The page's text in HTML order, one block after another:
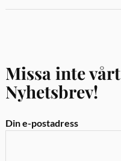
Missa inte vårt
Nyhetsbrev!
Din e-postadress